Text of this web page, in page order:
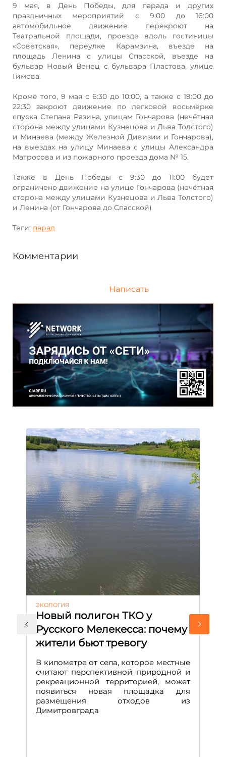
9 мая, в День Победы, для парада и других
праздничных мероприятий с 9:00 до 16:00
автомобильное движение перекроют на
Театральной площади, проезде вдоль гостиницы
«Советская», переулке Карамзина, въезде на
площадь Ленина с улицы Спасской, въезде на
бульвар Новый Венец с бульвара Пластова, улице
Гимова.
Кроме того, 9 мая с 6:30 до 10:00, а также с 19:00 до
22:30 закроют движение по легковой восьмёрке
спуска Степана Разина, улицам Гончарова (нечётная
сторона между улицами Кузнецова и Льва Толстого)
и Минаева (между Железной Дивизии и Гончарова),
на выездах на улицу Минаева с улицы Александра
Матросова и из пожарного проезда дома № 15.
Также в День Победы с 9:30 до 11:00 будет
ограничено движение на улице Гончарова (нечётная
сторона между улицами Кузнецова и Льва Толстого)
и Ленина (от Гончарова до Спасской)
Теги: парад
Комментарии
Написать
ЭКОЛОГИЯ
Новый полигон ТКО у
Русского Мелекесса: почему
жители бьют тревогу
В километре от села, которое местные
считают перспективной природной и
рекреационной территорией, может
появиться новая площадка для
размещения отходов из
Димитровграда